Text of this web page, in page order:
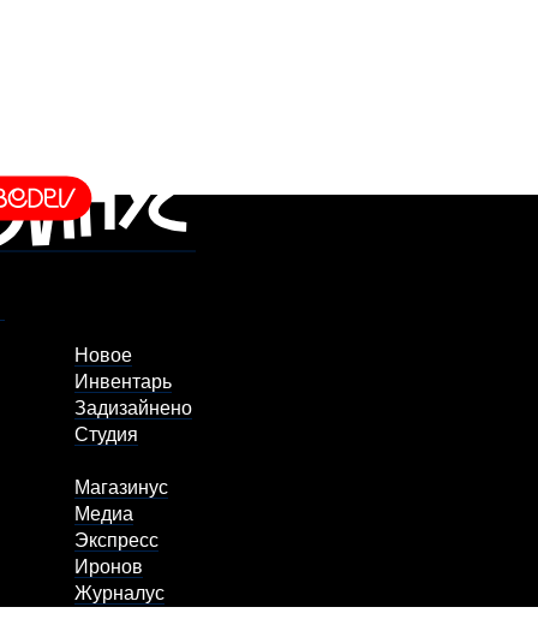
Новое
Инвентарь
Задизайнено
Студия
Магазинус
Медиа
Экспресс
Иронов
Журналус